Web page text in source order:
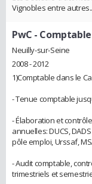
Vignobles entre
PwC -
Neuilly-sur-Seine
2008 - 2012
1)Comptable dans le
- Tenue comptable
- Élaboration et
annuelles: DUCS,
pôle emploi, Urssaf,
- Audit comptable,
trimestriels et